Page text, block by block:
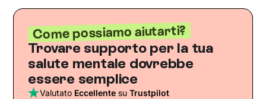
Come possiamo aiutarti?
Trovare supporto per la tua
salute mentale dovrebbe
essere semplice
Valutato Eccellente suTrustpilot